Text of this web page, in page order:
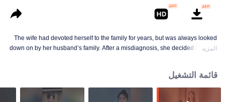
The wife had devoted herself to the family for years, but was always looked
down on by her husband’s family. After a misdiagnosis, she decided to let go
المزيد
قائمة التشغيل